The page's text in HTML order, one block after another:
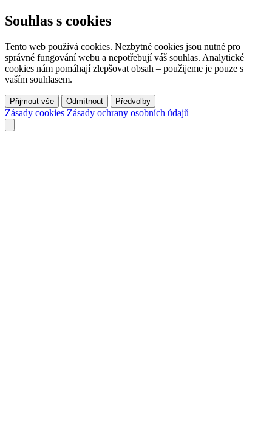
Souhlas s cookies
Tento web používá cookies. Nezbytné cookies jsou nutné pro
správné fungování webu a nepotřebují váš souhlas. Analytické
cookies nám pomáhají zlepšovat obsah – použijeme je pouze s
vaším souhlasem.
Přijmout vše Odmítnout Předvolby
Zásady cookies Zásady ochrany osobních údajů